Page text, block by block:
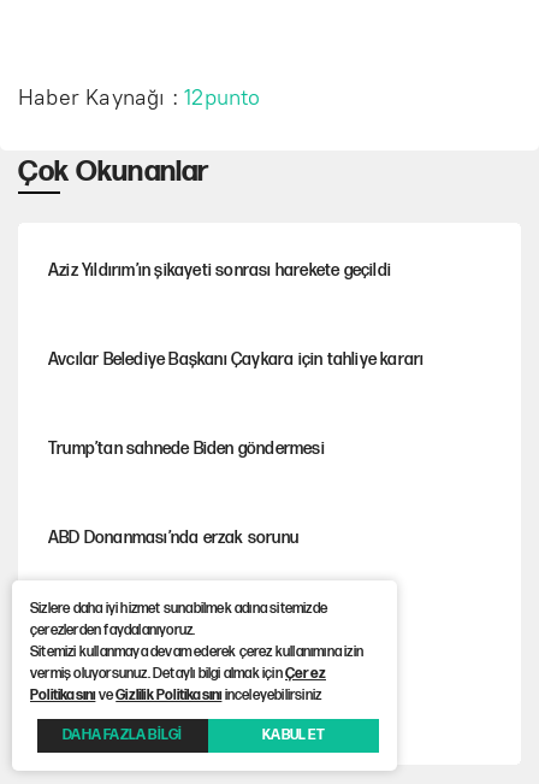
Haber Kaynağı :12punto
Çok Okunanlar
Aziz Yıldırım’ın şikayeti sonrası harekete geçildi
Avcılar Belediye Başkanı Çaykara için tahliye kararı
Trump’tan sahnede Biden göndermesi
ABD Donanması’nda erzak sorunu
Fenerbahçe kazandı, ülke puanı güncellendi
Şezlong, şemsiye meselesi siyasidir!
Sizlere daha iyi hizmet sunabilmek adına sitemizde
çerezlerden faydalanıyoruz.
Sitemizi kullanmaya devam ederek çerez kullanımına izin
vermiş oluyorsunuz. Detaylı bilgi almak içinÇerez
PolitikasınıveGizlilik Politikasınıinceleyebilirsiniz
DAHA FAZLA BİLGİ KABUL ET